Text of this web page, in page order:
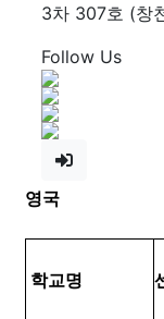
3차 307호 (창
Follow Us
영국
학교명